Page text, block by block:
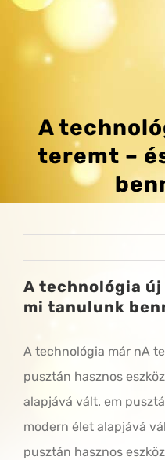
A
teremt –
A technológia
mi tanulunk
A technológia már nA
pusztán hasznos
alapjává vált. em
modern élet alapjává
pusztán hasznos